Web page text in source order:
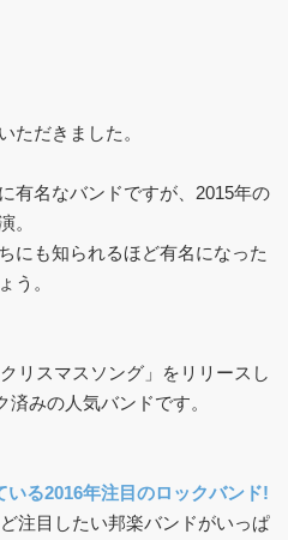
ただきました。
有名なバンドですが、2015年の
。
にも知られるほど有名になった
う。
リスマスソング」をリリースし
みの人気バンドです。
る2016年注目のロックバンド!
注目したい邦楽バンドがいっぱ